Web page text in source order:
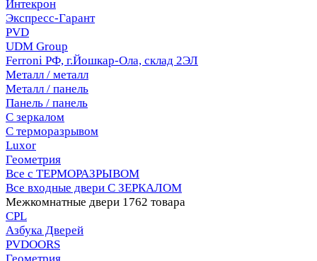
Интекрон
Экспресс-Гарант
PVD
UDM Group
Ferroni РФ, г.Йошкар-Ола, склад 2ЭЛ
Металл / металл
Металл / панель
Панель / панель
С зеркалом
С терморазрывом
Luxor
Геометрия
Все с ТЕРМОРАЗРЫВОМ
Все входные двери С ЗЕРКАЛОМ
Межкомнатные двери 1762 товара
CPL
Азбука Дверей
PVDOORS